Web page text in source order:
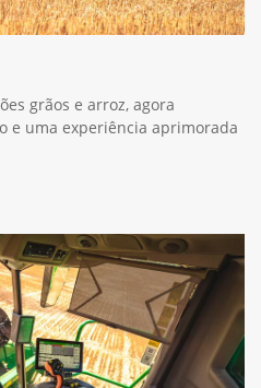
grãos e arroz, agora
e uma experiência aprimorada